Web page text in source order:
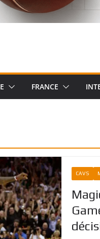
saison NBA
FRANCE
CAVS